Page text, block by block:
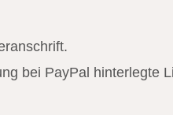
bei PayPal hinterlegte